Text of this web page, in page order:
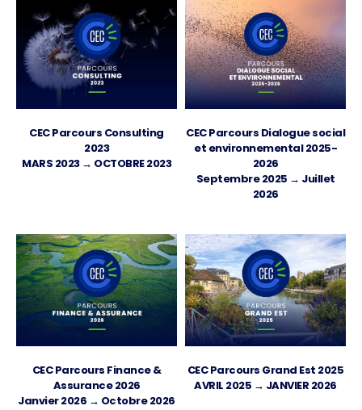
CEC Parcours Consulting
2023
MARS 2023 → OCTOBRE 2023
CEC Parcours Dialogue social
et environnemental 2025-
2026
Septembre 2025 → Juillet
2026
CEC Parcours Finance &
Assurance 2026
Janvier 2026 → Octobre 2026
CEC Parcours Grand Est 2025
AVRIL 2025 → JANVIER 2026